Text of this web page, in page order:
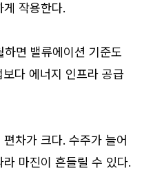
작용한다.
면 밸류에이션 기준도
다 에너지 인프라 공급
차가 크다. 수주가 늘어
마진이 흔들릴 수 있다.